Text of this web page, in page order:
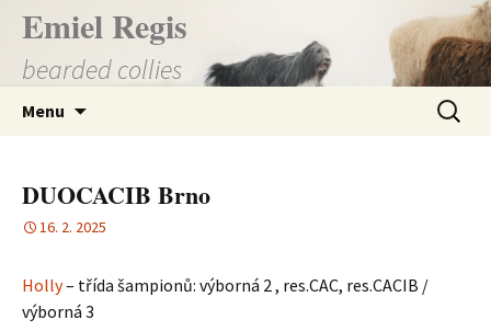
Přejít
obsahu
Emiel Regis
bearded collies
Menu
DUOCACIB Brno
16. 2. 2025
Holly– třída šampionů: výborná 2 , res.CAC, res.CACIB /
výborná 3